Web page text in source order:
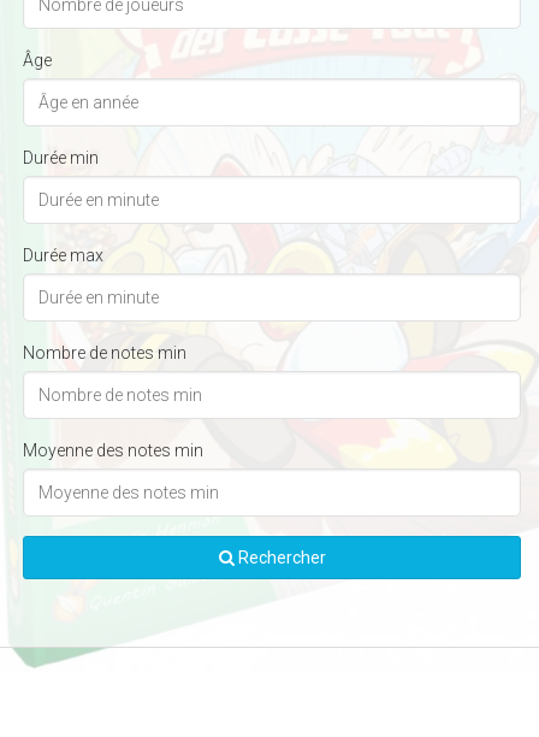
Âge
Durée min
Durée max
Nombre de notes min
Moyenne des notes min
Rechercher